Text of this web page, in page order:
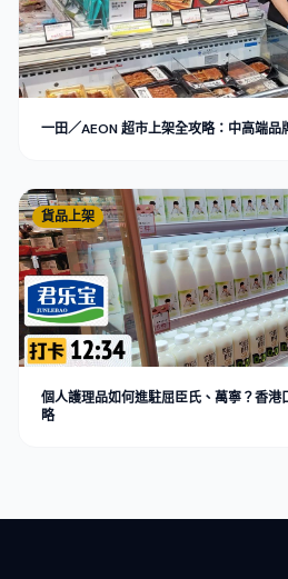
一田／AEON 超市上架全攻略：中高端品
貨品上架
個人護理品如何進駐屈臣氏、萬寧？香
略